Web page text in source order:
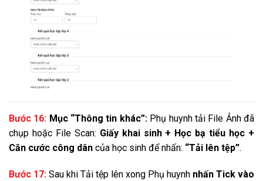
Bước 16: Mục “Thông tin khác”: Phụ huynh tải File Ảnh đã
chụp hoặc File Scan: Giấy khai sinh + Học bạ tiểu học +
Căn cước công dân của học sinh để nhấn: “Tải lên tệp”.
Bước 17: Sau khi Tải tệp lên xong Phụ huynh nhấn Tick vào